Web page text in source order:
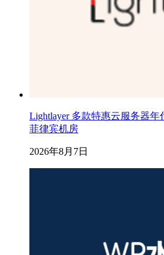
Lightlayer 多款特惠云服务器年
菲律宾机房
2026年8月7日